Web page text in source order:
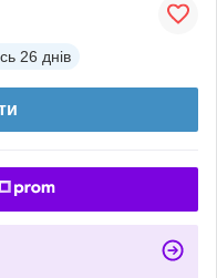
26 днів